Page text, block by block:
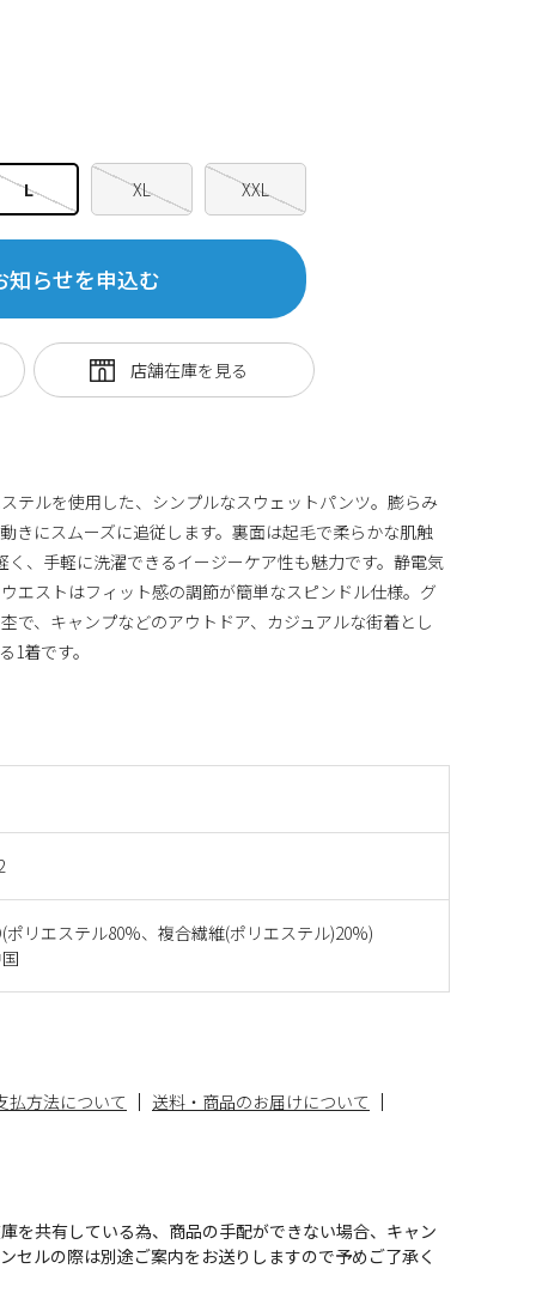
ポリエステル80%、複合繊維(ポリエステル)20%)
L XL XXL
知らせを申込む
テルを使用した、シンプルなスウェットパンツ。膨らみ
きにスムーズに追従します。裏面は起毛で柔らかな肌触
く、手軽に洗濯できるイージーケア性も魅力です。静電気
エストはフィット感の調節が簡単なスピンドル仕様。グ
で、キャンプなどのアウトドア、カジュアルな街着とし
1着です。
払方法について
送料・商品のお届けについて
を共有している為、商品の手配ができない場合、キャン
セルの際は別途ご案内をお送りしますので予めご了承く